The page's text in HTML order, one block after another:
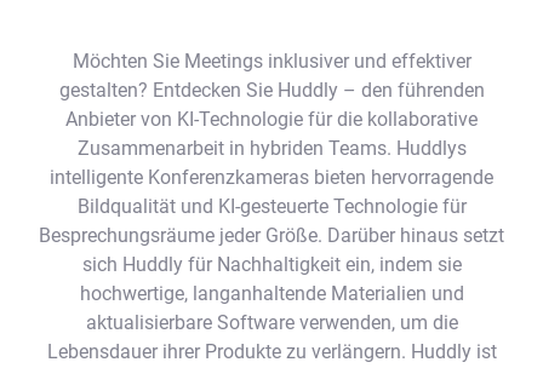
Möchten Sie Meetings inklusiver und effektiver
gestalten? Entdecken Sie Huddly – den führenden
Anbieter von KI-Technologie für die kollaborative
Zusammenarbeit in hybriden Teams. Huddlys
intelligente Konferenzkameras bieten hervorragende
Bildqualität und KI-gesteuerte Technologie für
Besprechungsräume jeder Größe. Darüber hinaus setzt
sich Huddly für Nachhaltigkeit ein, indem sie
hochwertige, langanhaltende Materialien und
aktualisierbare Software verwenden, um die
Lebensdauer ihrer Produkte zu verlängern. Huddly ist